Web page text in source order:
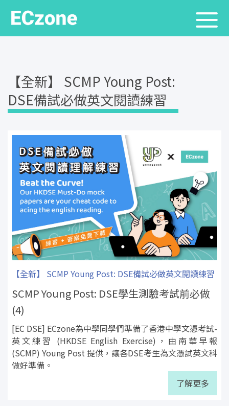
【全新】 SCMP Young Post:
DSE備試必做英文閱讀練習
【全新】 SCMP Young Post: DSE備試必做英文閱讀練習
SCMP Young Post: DSE學生測驗考試前必做
(4)
[EC DSE] ECzone為中學同學們準備了香港中學文憑考試-
英文練習 (HKDSE English Exercise)，由南華早報
(SCMP) Young Post 提供，讓各DSE考生為文憑試英文科
做好準備。
了解更多